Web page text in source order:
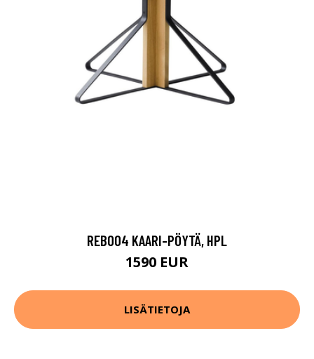
REB004 KAARI-PÖYTÄ, HPL
1590 EUR
LISÄTIETOJA